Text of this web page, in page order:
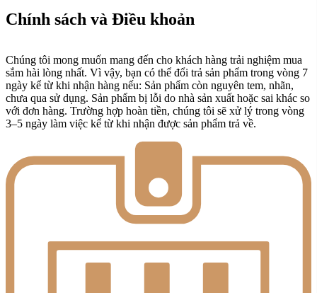
Chính sách và Điều khoản
Chúng tôi mong muốn mang đến cho khách hàng trải nghiệm mua
sắm hài lòng nhất. Vì vậy, bạn có thể đổi trả sản phẩm trong vòng 7
ngày kể từ khi nhận hàng nếu: Sản phẩm còn nguyên tem, nhãn,
chưa qua sử dụng. Sản phẩm bị lỗi do nhà sản xuất hoặc sai khác so
với đơn hàng. Trường hợp hoàn tiền, chúng tôi sẽ xử lý trong vòng
3–5 ngày làm việc kể từ khi nhận được sản phẩm trả về.